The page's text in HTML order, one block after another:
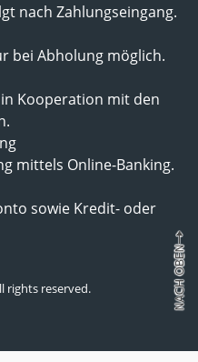
nach Zahlungseingang.
bei Abholung möglich.
Kooperation mit den
mittels Online-Banking.
sowie Kredit- oder
rights reserved.